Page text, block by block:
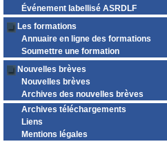
Événement labellisé ASRDLF
Les formations
Annuaire en ligne des formations
Soumettre une formation
Nouvelles brèves
Nouvelles brèves
Archives des nouvelles brèves
Archives téléchargements
Liens
Mentions légales